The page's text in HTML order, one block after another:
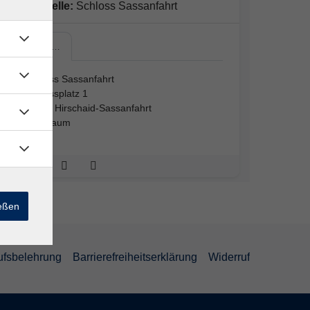
Außenstelle: Schloss Sassanfahrt
Schloss…
Schloss Sassanfahrt
Schlossplatz 1
96114 Hirschaid-Sassanfahrt
Werkraum
Barrierefreiheitserklärung Widerruf